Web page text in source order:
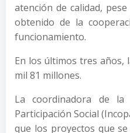
atención de calidad,
obtenido de la
funcionamiento.
En los últimos tres años,
mil 81 millones.
La coordinadora de
Participación Social
que los proyectos que